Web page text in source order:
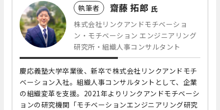
執筆者 齋藤 拓郎 氏
株式会社リンクアンドモチベーショ
ン・モチベーション エンジニアリング
研究所・組織人事コンサルタント
慶応義塾大学卒業後、新卒で株式会社リンクアンドモチ
ベーション入社。組織人事コンサルタントとして、企業
の組織変革を支援。2021年よりリンクアンドモチベーシ
ョンの研究機関「モチベーションエンジニアリング研究